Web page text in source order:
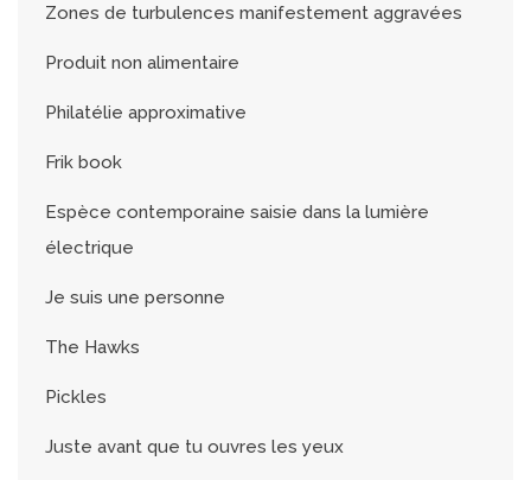
Zones de turbulences manifestement aggravées
Produit non alimentaire
Philatélie approximative
Frik book
Espèce contemporaine saisie dans la lumière
électrique
Je suis une personne
The Hawks
Pickles
Juste avant que tu ouvres les yeux